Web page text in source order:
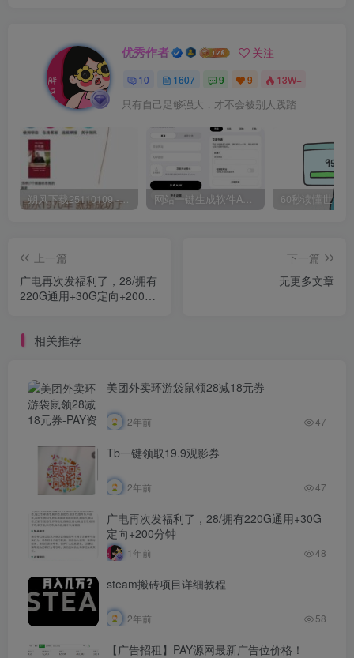
优秀作者 关注
10 1607 9 9 13W+
只有自己足够强大，才不会被别人践踏
朔风下载25110109 -磁力下载神器-去VIP限制版本 网站一键生成软件APP 完美版 同时支持打包html文件
上一篇
广电再次发福利了，28/拥有
220G通用+30G定向+200分
下一篇
无更多文章
相关推荐
美团外卖环游袋鼠领28减18元券
2年前 47
Tb一键领取19.9观影券
2年前 47
广电再次发福利了，28/拥有220G通用+30G
定向+200分钟
1年前 48
steam搬砖项目详细教程
2年前 58
【广告招租】PAY源网最新广告位价格！